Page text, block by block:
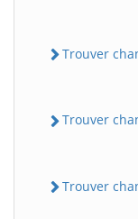
Trouver
Trouver
Trouver